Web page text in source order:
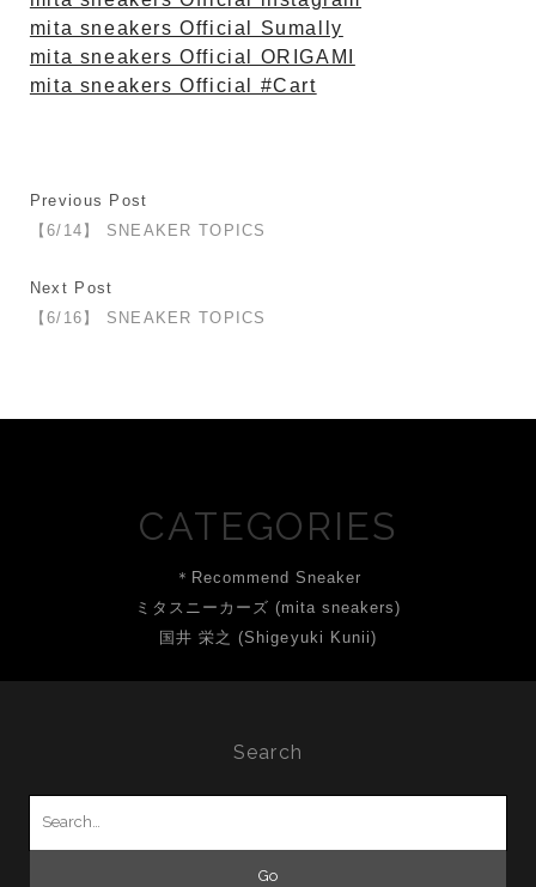
mita sneakers Official Sumally
mita sneakers Official ORIGAMI
mita sneakers Official #Cart
Previous Post
【6/14】 SNEAKER TOPICS
Next Post
【6/16】 SNEAKER TOPICS
CATEGORIES
＊Recommend Sneaker
ミタスニーカーズ (mita sneakers)
国井 栄之 (Shigeyuki Kunii)
Search